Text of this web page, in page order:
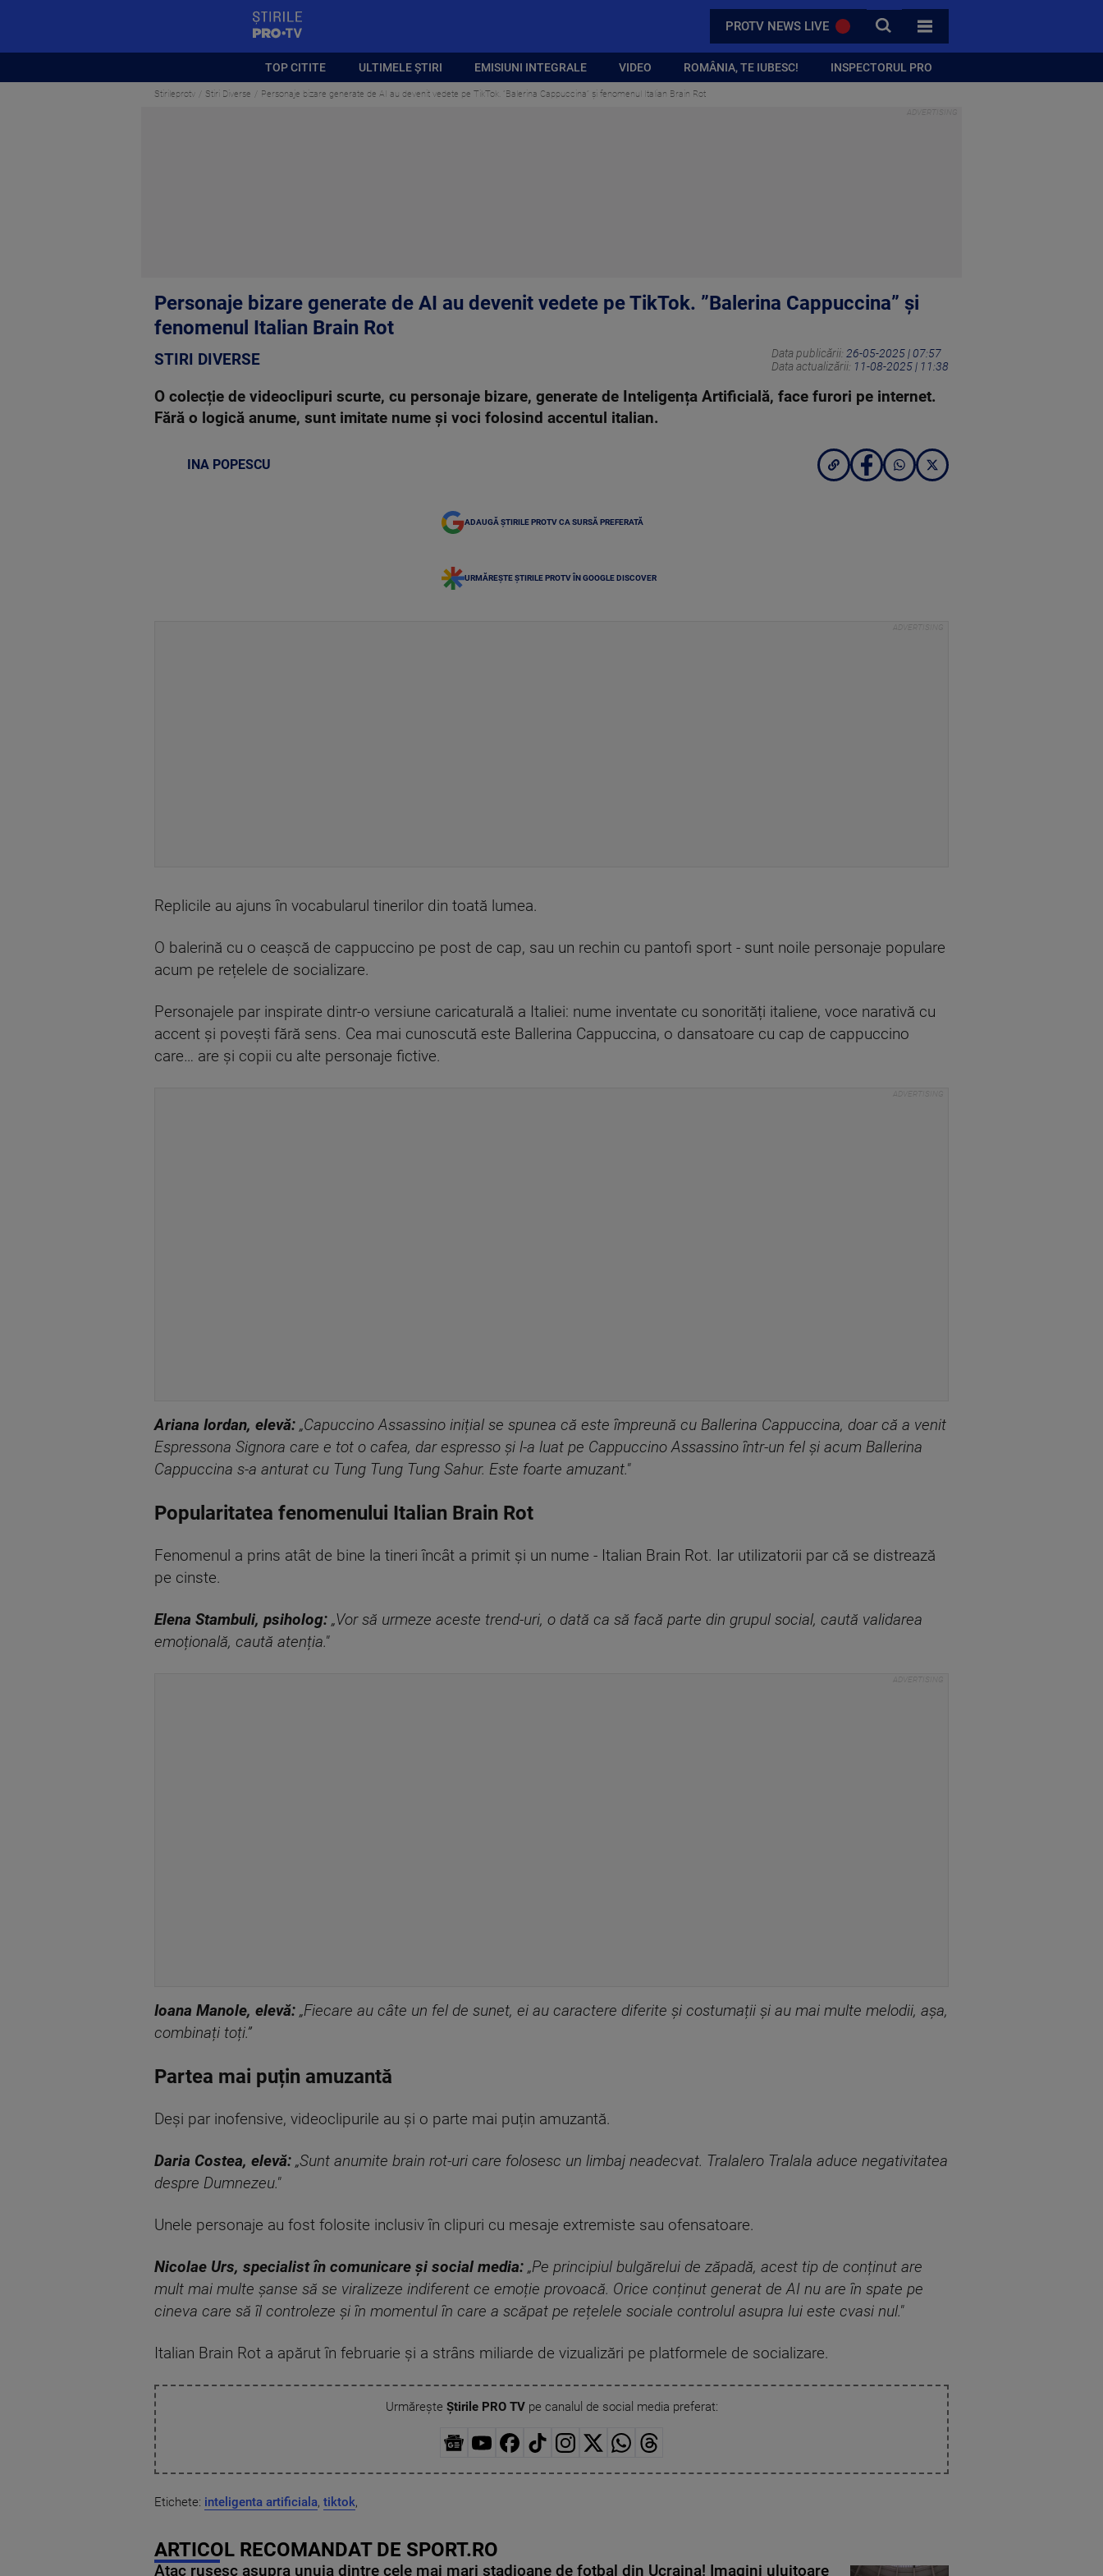
PROTV NEWS LIVE CAUTA
TOATE CATEGORIILE
TOP CITITE ULTIMELE ȘTIRI EMISIUNI INTEGRALE VIDEO ROMÂNIA, TE IUBESC! INSPECTORUL PRO
Stirileprotv Stiri Diverse Personaje bizare generate de AI au devenit vedete pe TikTok. ”Balerina Cappuccina” și fenomenul Italian Brain Rot
Personaje bizare generate de AI au devenit vedete pe TikTok. ”Balerina Cappuccina” și
fenomenul Italian Brain Rot
STIRI DIVERSE Data publicării: 26-05-2025 | 07:57
Data actualizării: 11-08-2025 | 11:38
O colecție de videoclipuri scurte, cu personaje bizare, generate de Inteligența Artificială, face furori pe internet.
Fără o logică anume, sunt imitate nume și voci folosind accentul italian.
INA POPESCU
ADAUGĂ ȘTIRILE PROTV CA SURSĂ PREFERATĂ
URMĂREȘTE ȘTIRILE PROTV ÎN GOOGLE DISCOVER
Replicile au ajuns în vocabularul tinerilor din toată lumea.
O balerină cu o ceașcă de cappuccino pe post de cap, sau un rechin cu pantofi sport - sunt noile personaje populare
acum pe rețelele de socializare.
Personajele par inspirate dintr-o versiune caricaturală a Italiei: nume inventate cu sonorități italiene, voce narativă cu
accent și povești fără sens. Cea mai cunoscută este Ballerina Cappuccina, o dansatoare cu cap de cappuccino
care… are și copii cu alte personaje fictive.
Ariana Iordan, elevă: „Capuccino Assassino inițial se spunea că este împreună cu Ballerina Cappuccina, doar că a venit
Espressona Signora care e tot o cafea, dar espresso și l-a luat pe Cappuccino Assassino într-un fel și acum Ballerina
Cappuccina s-a anturat cu Tung Tung Tung Sahur. Este foarte amuzant."
Popularitatea fenomenului Italian Brain Rot
Fenomenul a prins atât de bine la tineri încât a primit și un nume - Italian Brain Rot. Iar utilizatorii par că se distrează
pe cinste.
Elena Stambuli, psiholog: „Vor să urmeze aceste trend-uri, o dată ca să facă parte din grupul social, caută validarea
emoțională, caută atenția."
Ioana Manole, elevă: „Fiecare au câte un fel de sunet, ei au caractere diferite și costumații și au mai multe melodii, așa,
combinați toți.”
Partea mai puțin amuzantă
Deși par inofensive, videoclipurile au și o parte mai puțin amuzantă.
Daria Costea, elevă: „Sunt anumite brain rot-uri care folosesc un limbaj neadecvat. Tralalero Tralala aduce negativitatea
despre Dumnezeu."
Unele personaje au fost folosite inclusiv în clipuri cu mesaje extremiste sau ofensatoare.
Nicolae Urs, specialist în comunicare și social media: „Pe principiul bulgărelui de zăpadă, acest tip de conținut are
mult mai multe șanse să se viralizeze indiferent ce emoție provoacă. Orice conținut generat de AI nu are în spate pe
cineva care să îl controleze și în momentul în care a scăpat pe rețelele sociale controlul asupra lui este cvasi nul."
Italian Brain Rot a apărut în februarie și a strâns miliarde de vizualizări pe platformele de socializare.
Urmărește Știrile PRO TVpe canalul de social media preferat:
Etichete: inteligenta artificiala, tiktok,
ARTICOL RECOMANDAT DE SPORT.RO
Atac rusesc asupra unuia dintre cele mai mari stadioane de fotbal din Ucraina! Imagini uluitoare